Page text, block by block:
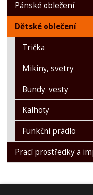
Pánské oblečení
Dětské oblečení
Trička
Mikiny, svetry
Bundy, vesty
Kalhoty
Funkční prádlo
Prací prostředky a